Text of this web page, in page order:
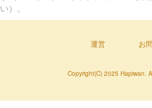
い）。
運営 お
Copyright(C) 2025 Hapiwan.